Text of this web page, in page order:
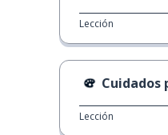
Lección
Cuidados
Lección